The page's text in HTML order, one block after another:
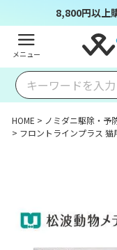
8,800円以上
メニュー
HOME
ノミダニ駆除・予
フロントラインプラス 猫